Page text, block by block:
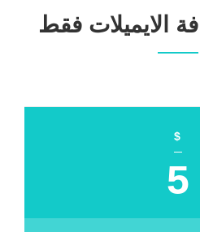
الايميلات فقط
$
5